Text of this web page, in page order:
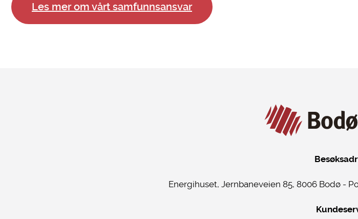
Les mer om vårt samfunnsansvar
Energihuset, Jernbaneveien 85, 8006 Bodø -